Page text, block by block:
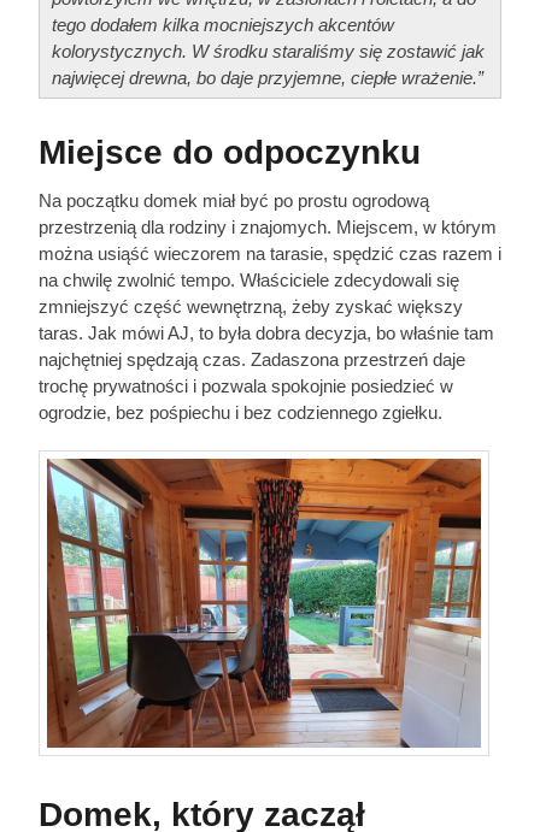
tego dodałem kilka mocniejszych akcentów
kolorystycznych. W środku staraliśmy się zostawić jak
najwięcej drewna, bo daje przyjemne, ciepłe wrażenie.”
Miejsce do odpoczynku
Na początku domek miał być po prostu ogrodową
przestrzenią dla rodziny i znajomych. Miejscem, w którym
można usiąść wieczorem na tarasie, spędzić czas razem i
na chwilę zwolnić tempo. Właściciele zdecydowali się
zmniejszyć część wewnętrzną, żeby zyskać większy
taras. Jak mówi AJ, to była dobra decyzja, bo właśnie tam
najchętniej spędzają czas. Zadaszona przestrzeń daje
trochę prywatności i pozwala spokojnie posiedzieć w
ogrodzie, bez pośpiechu i bez codziennego zgiełku.
Domek, który zaczął